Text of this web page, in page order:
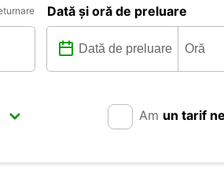
Dată și oră de preluare
Am un tarif